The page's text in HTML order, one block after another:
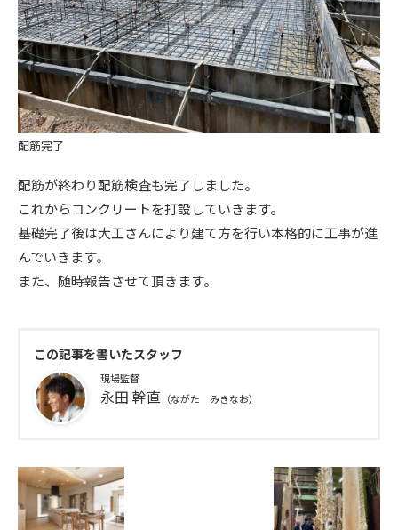
配筋完了
配筋が終わり配筋検査も完了しました。
これからコンクリートを打設していきます。
基礎完了後は大工さんにより建て方を行い本格的に工事が進
んでいきます。
また、随時報告させて頂きます。
この記事を書いたスタッフ
現場監督
永田 幹直 （ながた みきなお）